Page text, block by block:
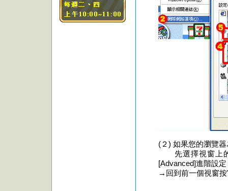
(２) 如果您的瀏覽器
先選擇視窗上的
[Advanced]進階設
→回到前一個視窗按